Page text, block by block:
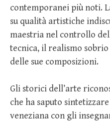
contemporanei più noti.
su qualità artistiche
maestria nel controllo
tecnica, il realismo
delle sue composizioni.
Gli storici dell’arte
che ha saputo
veneziana con gli